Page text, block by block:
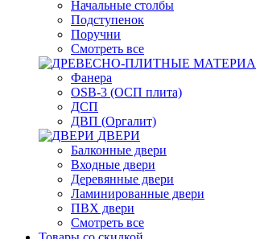
Начальные столбы
Подступенок
Поручни
Смотреть все
Фанера
OSB-3 (ОСП плита)
ДСП
ДВП (Оргалит)
ДВЕРИ
Балконные двери
Входные двери
Деревянные двери
Ламинированные двери
ПВХ двери
Смотреть все